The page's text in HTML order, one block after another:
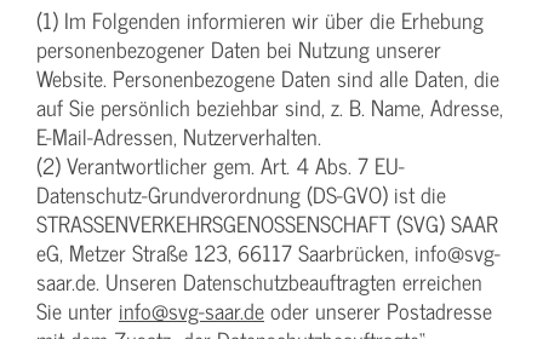
(1) Im Folgenden informieren wir über die Erhebung
personenbezogener Daten bei Nutzung unserer
Website. Personenbezogene Daten sind alle Daten, die
auf Sie persönlich beziehbar sind, z. B. Name, Adresse,
E-Mail-Adressen, Nutzerverhalten.
(2) Verantwortlicher gem. Art. 4 Abs. 7 EU-
Datenschutz-Grundverordnung (DS-GVO) ist die
STRASSENVERKEHRSGENOSSENSCHAFT (SVG) SAAR
eG, Metzer Straße 123, 66117 Saarbrücken, info@svg-
saar.de. Unseren Datenschutzbeauftragten erreichen
Sie unter info@svg-saar.deoder unserer Postadresse